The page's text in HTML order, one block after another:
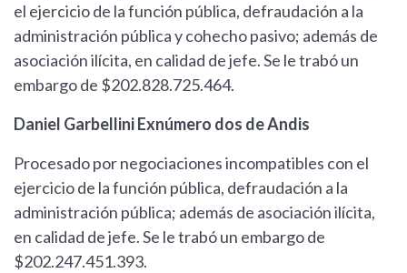
el ejercicio de la función pública, defraudación a la
administración pública y cohecho pasivo; además de
asociación ilícita, en calidad de jefe. Se le trabó un
embargo de $202.828.725.464.
Daniel Garbellini Exnúmero dos de Andis
Procesado por negociaciones incompatibles con el
ejercicio de la función pública, defraudación a la
administración pública; además de asociación ilícita,
en calidad de jefe. Se le trabó un embargo de
$202.247.451.393.